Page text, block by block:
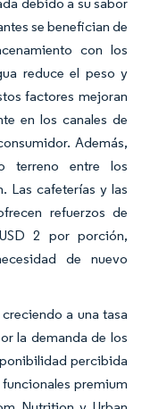
se benefician de
con los
reduce el peso y
factores mejoran
en los canales de
Además,
terreno entre los
Las cafeterías y las
refuerzos de
2 por porción,
de nuevo
a una tasa
la demanda de los
percibida
premium